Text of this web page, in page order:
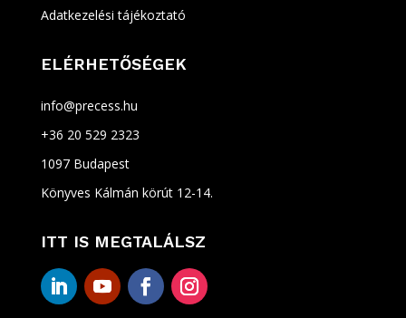
Adatkezelési tájékoztató
ELÉRHETŐSÉGEK
info@precess.hu
+36 20 529 2323
1097 Budapest
Könyves Kálmán körút 12-14.
ITT IS MEGTALÁLSZ